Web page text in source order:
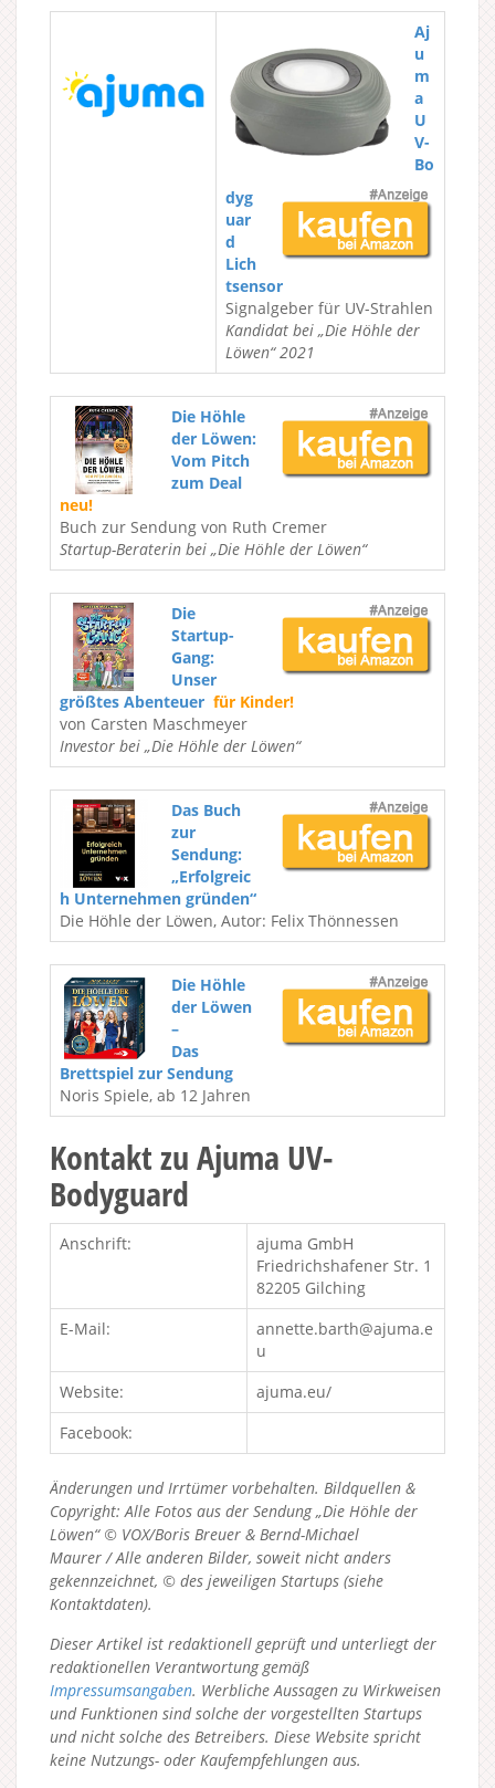
Aj
u
m
a
U
V-
Bo
dyg
uar
d
Lich
tsensor
Signalgeber für UV-Strahlen
Kandidat bei „Die Höhle der
Löwen“ 2021
Die Höhle
der Löwen:
Vom Pitch
zum Deal
neu!
Buch zur Sendung von Ruth Cremer
Startup-Beraterin bei „Die Höhle der Löwen“
Die
Startup-
Gang:
Unser
größtes Abenteuer für Kinder!
von Carsten Maschmeyer
Investor bei „Die Höhle der Löwen“
Das Buch
zur
Sendung:
„Erfolgreic
h Unternehmen gründen“
Die Höhle der Löwen, Autor: Felix Thönnessen
Die Höhle
der Löwen
–
Das
Brettspiel zur Sendung
Noris Spiele, ab 12 Jahren
Kontakt zu Ajuma UV-
Bodyguard
Anschrift:
ajuma GmbH
Friedrichshafener Str. 1
82205 Gilching
E-Mail:
annette.barth@ajuma.e
u
Website:
ajuma.eu/
Facebook:
Änderungen und Irrtümer vorbehalten. Bildquellen &
Copyright: Alle Fotos aus der Sendung „Die Höhle der
Löwen“ © VOX/Boris Breuer & Bernd-Michael
Maurer / Alle anderen Bilder, soweit nicht anders
gekennzeichnet, © des jeweiligen Startups (siehe
Kontaktdaten).
Dieser Artikel ist redaktionell geprüft und unterliegt der
redaktionellen Verantwortung gemäß
Impressumsangaben. Werbliche Aussagen zu Wirkweisen
und Funktionen sind solche der vorgestellten Startups
und nicht solche des Betreibers. Diese Website spricht
keine Nutzungs- oder Kaufempfehlungen aus.